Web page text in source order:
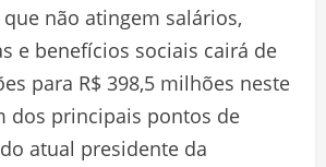
não atingem salários,
e benefícios sociais cairá de
para R$ 398,5 milhões neste
dos principais pontos de
atual presidente da